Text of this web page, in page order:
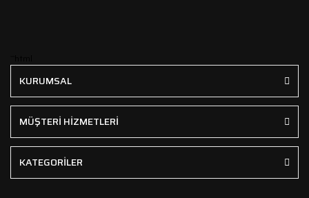
KURUMSAL
MÜŞTERİ HİZMETLERİ
KATEGORİLER